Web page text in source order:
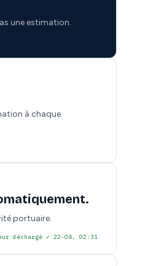
une estimation.
à chaque
portuaire.
déchargé ✓ 22-04, 02:31